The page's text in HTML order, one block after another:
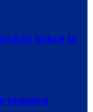
sobre la
impulsa